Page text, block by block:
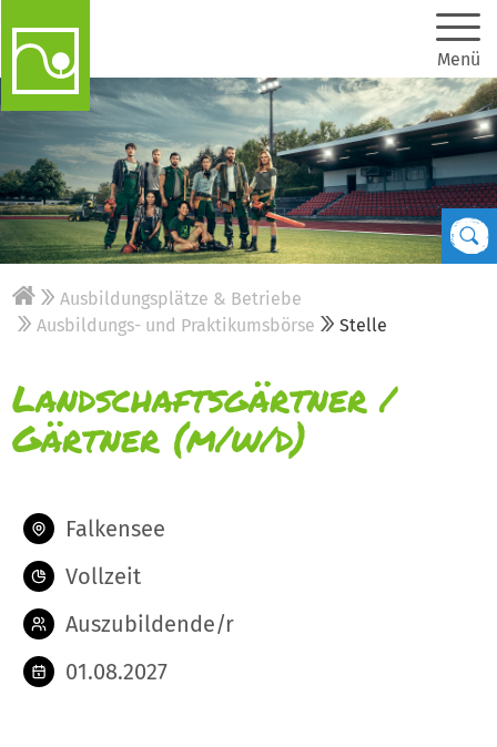
Menü
Ausbildungsplätze & Betriebe
Ausbildungs- und Praktikumsbörse
Stelle
Landschaftsgärtner /
Gärtner (m/w/d)
Falkensee
Vollzeit
Auszubildende/r
01.08.2027